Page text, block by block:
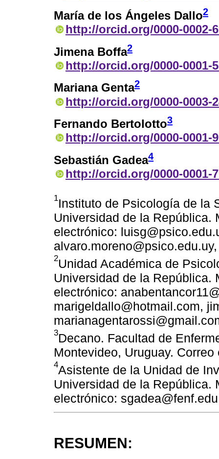
María de los Ángeles Dallo2
http://orcid.org/0000-0002-
Jimena Boffa2
http://orcid.org/0000-0001-
Mariana Genta2
http://orcid.org/0000-0003-
Fernando Bertolotto3
http://orcid.org/0000-0001-
Sebastián Gadea4
http://orcid.org/0000-0001-
1Instituto de Psicología de la
Universidad de la República.
electrónico:
2Unidad Académica de
Universidad de la República.
electrónico:
marigeldallo@hotmail.com,
3Decano. Facultad de
Montevideo, Uruguay.
4Asistente de la Unidad de
Universidad de la República.
electrónico:
RESUMEN: